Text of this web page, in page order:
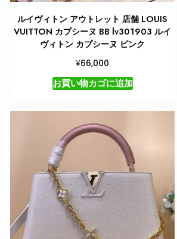
ルイヴィトン アウトレット 店舗 LOUIS
VUITTON カプシーヌ BB lv301903 ルイ
ヴィトン カプシーヌ ピンク
¥66,000
お買い物カゴに追加